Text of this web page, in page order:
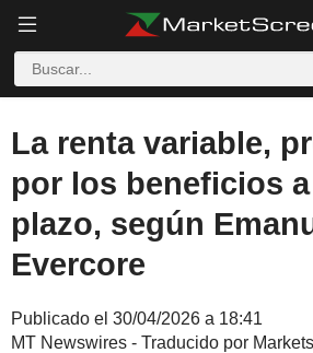
La renta variable,
por los beneficios
plazo, según
Evercore
Publicado el 30/04/2026 a 18:41
MT Newswires - Traducido por